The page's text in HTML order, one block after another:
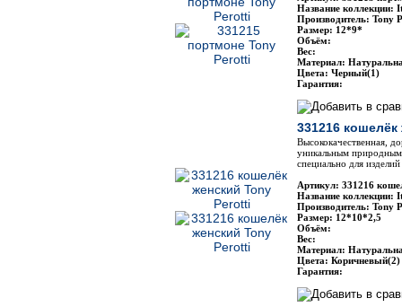
Название коллекции:
Производитель: Tony
Размер: 12*9*
Объём:
Вес:
Материал:
Цвета: Черный(1)
Гарантия:
331216
Высококачественная,
уникальным
специально для
Артикул: 331216
Название коллекции:
Производитель: Tony
Размер: 12*10*2,5
Объём:
Вес:
Материал:
Цвета: Коричневый(2)
Гарантия: